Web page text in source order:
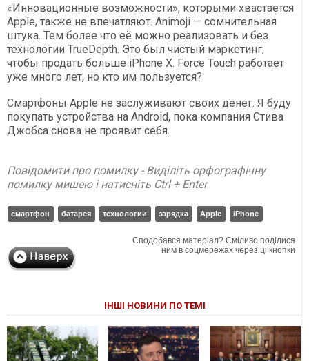
«Инновационные возможности», которыми хвастается
Apple, также не впечатляют. Animoji — сомнительная
штука. Тем более что её можно реализовать и без
технологии TrueDepth. Это был чистый маркетинг,
чтобы продать больше iPhone X. Force Touch работает
уже много лет, но кто им пользуется?
Смартфоны Apple не заслуживают своих денег. Я буду
покупать устройства на Android, пока компания Стива
Джобса снова не проявит себя.
Повідомити про помилку - Виділіть орфографічну
помилку мишею і натисніть Ctrl + Enter
смартфон батарея технологии зарядка Apple iPhone
Сподобався матеріал? Сміливо поділися
ним в соцмережах через ці кнопки
ІНШІ НОВИНИ ПО ТЕМІ